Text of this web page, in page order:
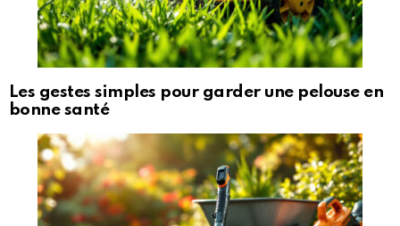
Les gestes simples pour garder une pelouse en
bonne santé